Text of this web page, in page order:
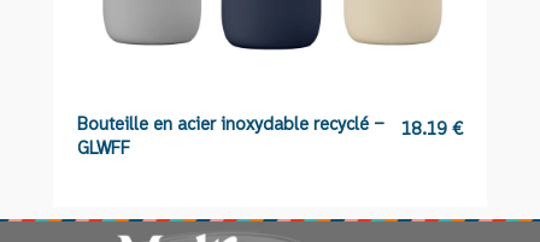
Bouteille en acier inoxydable recyclé –
GLWFF
18.19€